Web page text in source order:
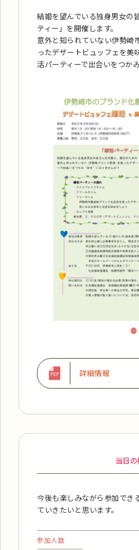
結婚を望んでいる独身男女の
ティー」を開催します。
意外と知られていない伊勢崎
ったデザートビュッフェを美
活パーティーで出会いをつか
詳細情報
当日
今後も楽しみながら参加でき
ていきたいと思います。
参加人数